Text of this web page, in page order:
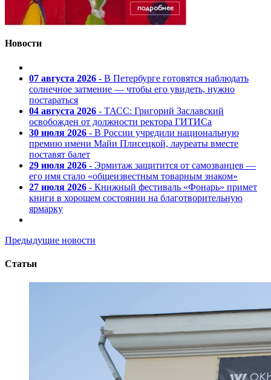
Новости
07 августа 2026 - В Петербурге готовятся наблюдать
солнечное затмение — чтобы его увидеть, нужно
постараться
04 августа 2026 - ТАСС: Григорий Заславский
освобожден от должности ректора ГИТИСа
30 июля 2026 - В России учредили национальную
премию имени Майи Плисецкой, лауреаты вместе
поставят балет
29 июля 2026 - Эрмитаж защитится от самозванцев —
его имя стало «общеизвестным товарным знаком»
27 июля 2026 - Книжный фестиваль «Фонарь» примет
книги в хорошем состоянии на благотворительную
ярмарку
Предыдущие новости
Статьи